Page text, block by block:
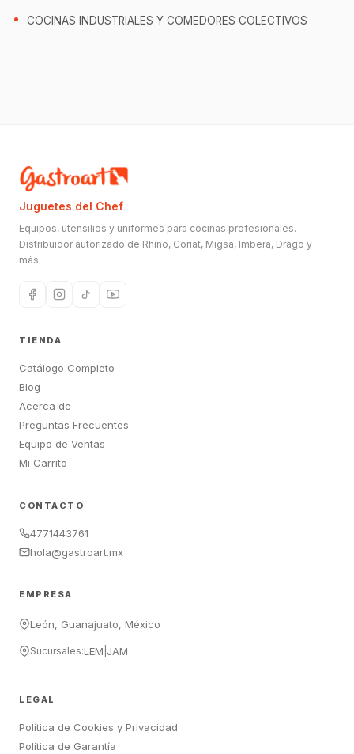
COCINAS INDUSTRIALES Y COMEDORES COLECTIVOS
Juguetes del Chef
Equipos, utensilios y uniformes para cocinas profesionales.
Distribuidor autorizado de Rhino, Coriat, Migsa, Imbera, Drago y
más.
TIENDA
Catálogo Completo
Blog
Acerca de
Preguntas Frecuentes
Equipo de Ventas
Mi Carrito
CONTACTO
4771443761
hola@gastroart.mx
EMPRESA
León, Guanajuato, México
Sucursales:LEM JAM
LEGAL
Política de Cookies y Privacidad
Política de Garantía